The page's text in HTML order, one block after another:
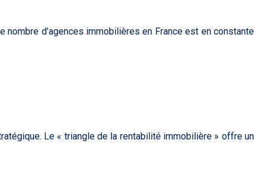
d’agences immobilières en France est en constante
Le « triangle de la rentabilité immobilière » offre un